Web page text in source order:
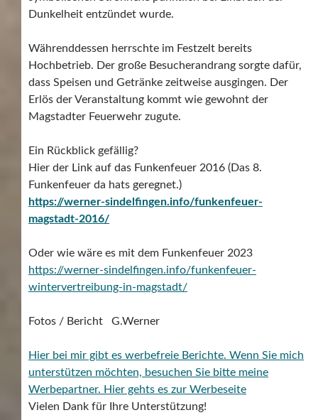
Dunkelheit entzündet wurde.
Währenddessen herrschte im Festzelt bereits
Hochbetrieb. Der große Besucherandrang sorgte dafür,
dass Speisen und Getränke zeitweise ausgingen. Der
Erlös der Veranstaltung kommt wie gewohnt der
Magstadter Feuerwehr zugute.
Ein Rückblick gefällig?
Hier der Link auf das Funkenfeuer 2016 (Das 8.
Funkenfeuer da hats geregnet.)
https://werner-sindelfingen.info/funkenfeuer-
magstadt-2016/
Oder wie wäre es mit dem Funkenfeuer 2023
https://werner-sindelfingen.info/funkenfeuer-
wintervertreibung-in-magstadt/
Fotos / Bericht G.Werner
Hier bei mir gibt es werbefreie Berichte. Wenn Sie mich
unterstützen möchten, besuchen Sie bitte meine
Werbepartner. Hier gehts es zur Werbeseite
Vielen Dank für Ihre Unterstützung!